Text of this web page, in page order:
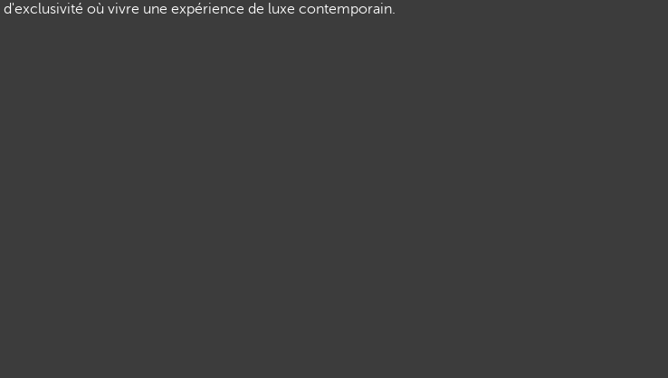
où vivre une expérience de luxe contemporain.